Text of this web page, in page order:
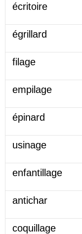
écritoire
égrillard
filage
empilage
épinard
usinage
enfantillage
antichar
coquillage